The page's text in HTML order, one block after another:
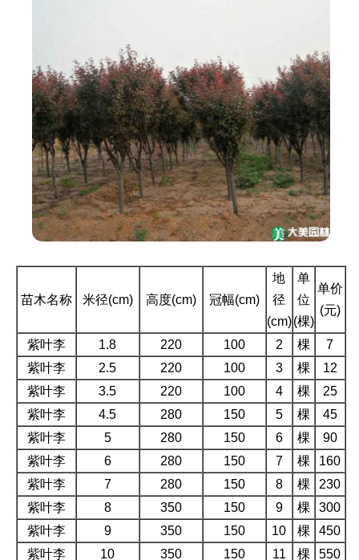
苗木名称 米径(cm) 高度(cm) 冠幅(cm)
地
径
(cm)
单
位
(棵)
单价
(元)
紫叶李 1.8 220 100 2 棵
7
紫叶李
2.5 220 100 3 棵
12
紫叶李
3.5 220 100 4 棵
25
紫叶李
4.5 280 150 5 棵
45
紫叶李
5 280 150 6 棵
90
紫叶李
6 280 150 7 棵
160
紫叶李
7 280 150 8 棵
230
紫叶李
8 350 150 9 棵
300
紫叶李
9 350 150 10 棵
450
紫叶李
10 350 150 11 棵
550